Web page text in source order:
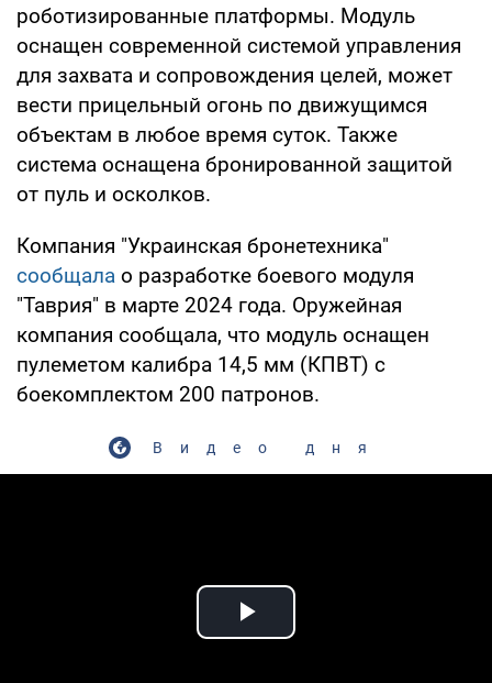
роботизированные платформы. Модуль
оснащен современной системой управления
для захвата и сопровождения целей, может
вести прицельный огонь по движущимся
объектам в любое время суток. Также
система оснащена бронированной защитой
от пуль и осколков.
Компания "Украинская бронетехника"
сообщала о разработке боевого модуля
"Таврия" в марте 2024 года. Оружейная
компания сообщала, что модуль оснащен
пулеметом калибра 14,5 мм (КПВТ) с
боекомплектом 200 патронов.
Видео дня
Play Video